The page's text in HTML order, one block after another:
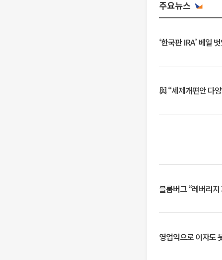
주요뉴스
‘한국판 IRA’ 베일
與 “세제개편안 다
블룸버그 “레버리
영업익으로 이자도